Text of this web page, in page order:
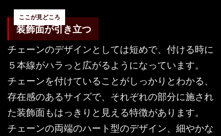
装飾面が引き立つ
チェーンのデザインとしては短めで、付ける時に
５本線がハラっと広がるようになっています。
チェーンを付けていることがしっかりとわかる、
存在感のあるサイズで、それぞれの部分に施され
た装飾面もはっきりと見える特徴があります。
チェーンの両端のハート型のデザイン、細やかな